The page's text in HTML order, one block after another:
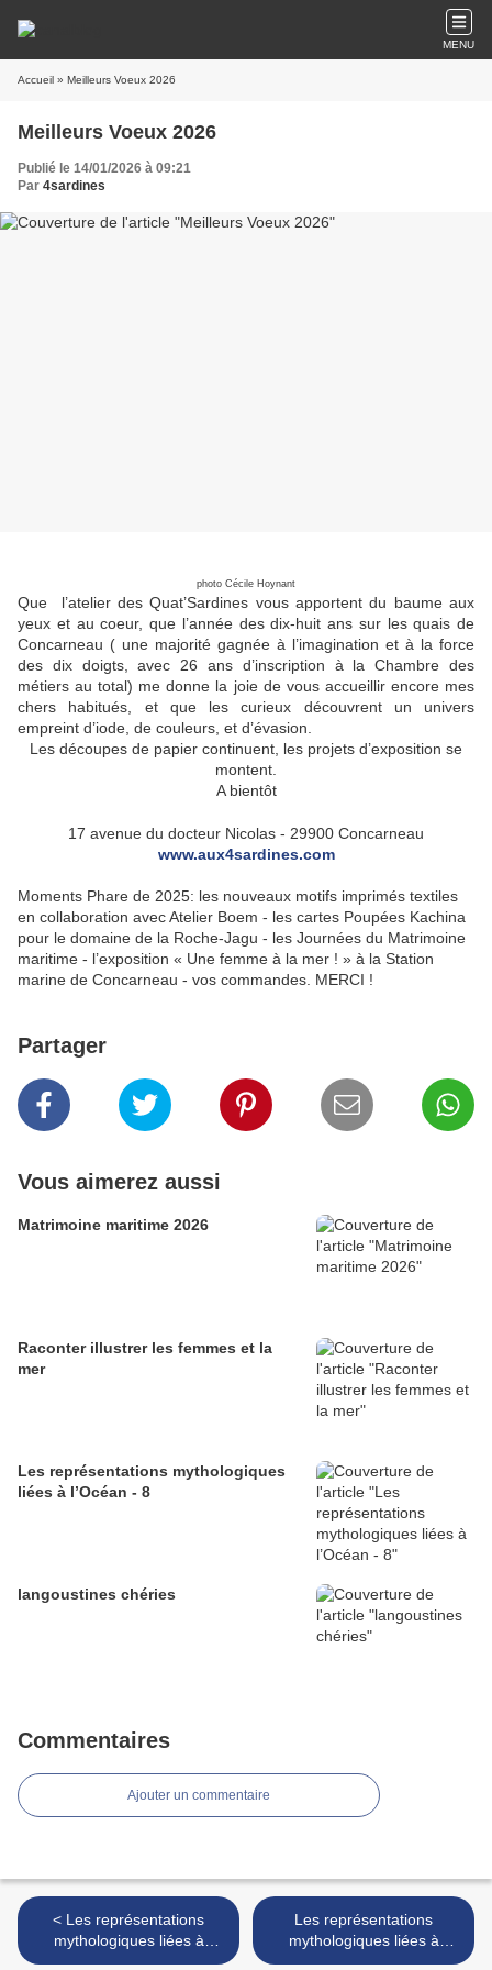
MENU
Accueil » Meilleurs Voeux 2026
Meilleurs Voeux 2026
Publié le 14/01/2026 à 09:21
Par 4sardines
photo Cécile Hoynant
Que l’atelier des Quat’Sardines vous apportent du baume aux
yeux et au coeur, que l’année des dix-huit ans sur les quais de
Concarneau ( une majorité gagnée à l’imagination et à la force
des dix doigts, avec 26 ans d’inscription à la Chambre des
métiers au total) me donne la joie de vous accueillir encore mes
chers habitués, et que les curieux découvrent un univers
empreint d’iode, de couleurs, et d’évasion.
Les découpes de papier continuent, les projets d’exposition se
montent.
A bientôt
17 avenue du docteur Nicolas - 29900 Concarneau
www.aux4sardines.com
Moments Phare de 2025: les nouveaux motifs imprimés textiles
en collaboration avec Atelier Boem - les cartes Poupées Kachina
pour le domaine de la Roche-Jagu - les Journées du Matrimoine
maritime - l’exposition « Une femme à la mer ! » à la Station
marine de Concarneau - vos commandes. MERCI !
Partager
Vous aimerez aussi
Matrimoine maritime 2026
Raconter illustrer les femmes et la
mer
Les représentations mythologiques
liées à l’Océan - 8
langoustines chéries
Commentaires
Ajouter un commentaire
< Les représentations
mythologiques liées à
l’Océan - 5
Les représentations
mythologiques liées à
l’Océan - 6 >